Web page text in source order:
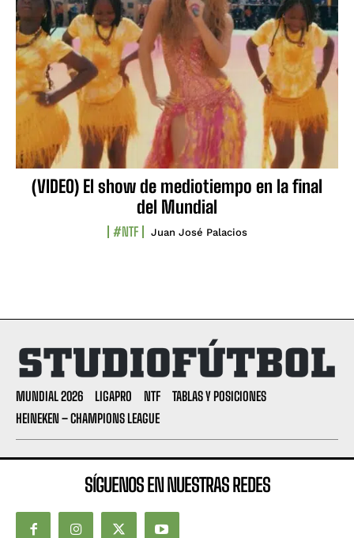
(VIDEO) El show de mediotiempo en la final
del Mundial
#NTF Juan José Palacios
MUNDIAL 2026 LIGAPRO NTF
TABLAS Y POSICIONES
HEINEKEN – CHAMPIONS LEAGUE
SÍGUENOS EN NUESTRAS REDES